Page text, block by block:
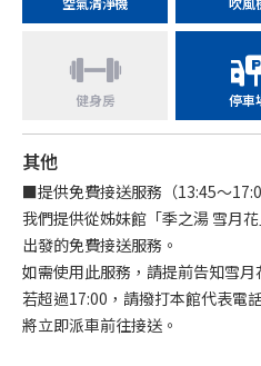
健身房 停車
其他
■提供免費接送服務（13:45～
我們提供從姊妹館「季之湯 雪月
出發的免費接送服務。
如需使用此服務，請提前告知雪月
若超過17:00，請撥打本館代表電
將立即派車前往接送。